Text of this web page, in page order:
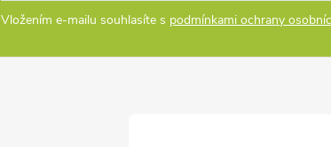
Vložením e-mailu souhlasíte s podmínkami ochrany